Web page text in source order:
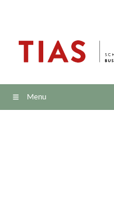
Menu